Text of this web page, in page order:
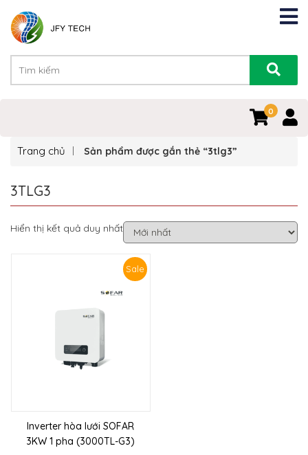
0
Trang chủ Sản phẩm được gắn thẻ “3tlg3”
3TLG3
Hiển thị kết quả duy nhất
Sale
Inverter hòa lưới SOFAR
3KW 1 pha (3000TL-G3)